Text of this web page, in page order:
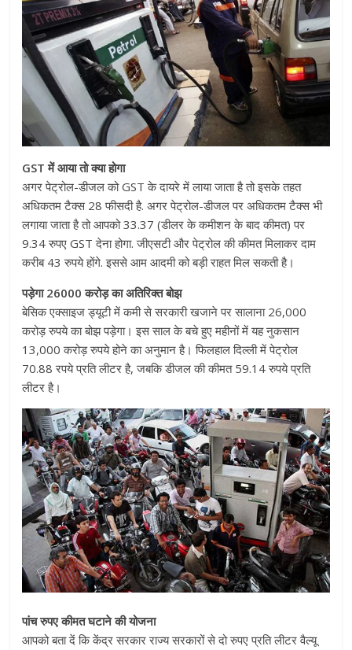
GST में आया तो क्या होगा
अगर पेट्रोल-डीजल को GST के दायरे में लाया जाता है तो इसके तहत
अधिकतम टैक्स 28 फीसदी है. अगर पेट्रोल-डीजल पर अधिकतम टैक्स भी
लगाया जाता है तो आपको 33.37 (डीलर के कमीशन के बाद कीमत) पर
9.34 रुपए GST देना होगा. जीएसटी और पेट्रोल की कीमत मिलाकर दाम
करीब 43 रुपये होंगे. इससे आम आदमी को बड़ी राहत मिल सकती है।
पड़ेगा 26000 करोड़ का अतिरिक्त बोझ
बेसिक एक्साइज ड्यूटी में कमी से सरकारी खजाने पर सालाना 26,000
करोड़ रुपये का बोझ पड़ेगा। इस साल के बचे हुए महीनों में यह नुकसान
13,000 करोड़ रुपये होने का अनुमान है। फिलहाल दिल्ली में पेट्रोल
70.88 रपये प्रति लीटर है, जबकि डीजल की कीमत 59.14 रुपये प्रति
लीटर है।
पांच रुपए कीमत घटाने की योजना
आपको बता दें कि केंद्र सरकार राज्य सरकारों से दो रुपए प्रति लीटर वैल्यू